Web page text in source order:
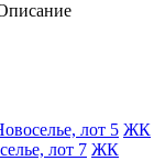
лот 5 ЖК
лот 7 ЖК